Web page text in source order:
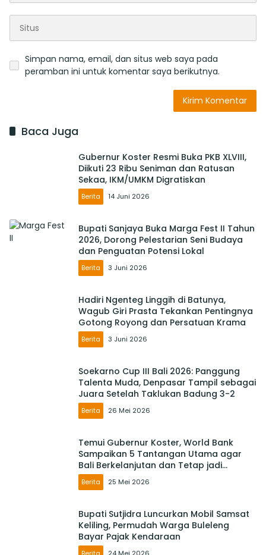
Simpan nama, email, dan situs web saya pada
peramban ini untuk komentar saya berikutnya.
Baca Juga
Gubernur Koster Resmi Buka PKB XLVIII,
Diikuti 23 Ribu Seniman dan Ratusan
Sekaa, IKM/UMKM Digratiskan
Berita 14 Juni 2026
Bupati Sanjaya Buka Marga Fest II Tahun
2026, Dorong Pelestarian Seni Budaya
dan Penguatan Potensi Lokal
Berita 3 Juni 2026
Hadiri Ngenteg Linggih di Batunya,
Wagub Giri Prasta Tekankan Pentingnya
Gotong Royong dan Persatuan Krama
Berita 3 Juni 2026
Soekarno Cup III Bali 2026: Panggung
Talenta Muda, Denpasar Tampil sebagai
Juara Setelah Taklukan Badung 3-2
Berita 26 Mei 2026
Temui Gubernur Koster, World Bank
Sampaikan 5 Tantangan Utama agar
Bali Berkelanjutan dan Tetap jadi
Primadona
Berita 25 Mei 2026
Bupati Sutjidra Luncurkan Mobil Samsat
Keliling, Permudah Warga Buleleng
Bayar Pajak Kendaraan
Berita 24 Mei 2026